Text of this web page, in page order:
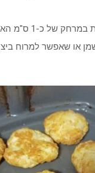
מניחים את
או שאפשר למרוח